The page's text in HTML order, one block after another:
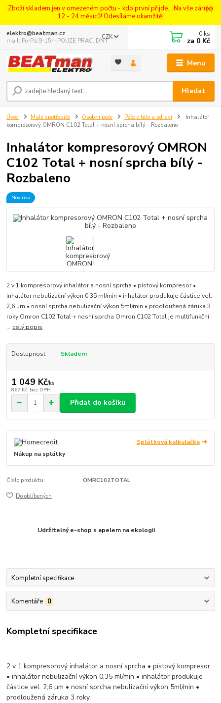
Zboží skladem jen v omezeném počtu - kdo první přijde... Na vše záruka
12 - 24 měsíců! Odesíláme okamžitě!
Menu
CZK
Hledat
elektro@beatman.cz
mail: Po-Pá:9-15h-POUZE PRAC. DNY
0 ks
za 0 Kč
Úvod Malé spotřebiče Osobní péče Péče o tělo a zdraví
Inhalátor
kompresorový OMRON C102 Total + nosní sprcha bílý - Rozbaleno
Inhalátor kompresorový OMRON
C102 Total + nosní sprcha bílý -
Rozbaleno
Novinka
2 v 1 kompresorový inhalátor a nosní sprcha • pístový kompresor •
inhalátor nebulizační výkon 0,35 ml/min • inhalátor produkuje částice vel.
2,6 µm • nosní sprcha nebulizační výkon 5ml/min • prodloužená záruka 3
roky Omron C102 Total + nosní sprcha Omron C102 Total je multifunkční
... celý popis
Dostupnost Skladem
1 049 Kč/ks
867 Kč bez DPH
Přidat do košíku
Splátková kalkulačka
Nákup na splátky
Číslo produktu: OMRC102TOTAL
Do oblíbených
Udržitelný e-shop s apelem na ekologii
Kompletní specifikace
Komentáře 0
Kompletní specifikace
2 v 1 kompresorový inhalátor a nosní sprcha • pístový kompresor
• inhalátor nebulizační výkon 0,35 ml/min • inhalátor produkuje
částice vel. 2,6 µm • nosní sprcha nebulizační výkon 5ml/min •
prodloužená záruka 3 roky